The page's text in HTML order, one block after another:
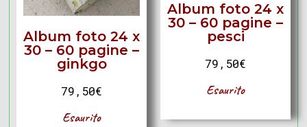
Album foto 24 x
30 – 60 pagine –
pesci
79,50€
Esaurito
Album foto 24 x
30 – 60 pagine –
ginkgo
79,50€
Esaurito